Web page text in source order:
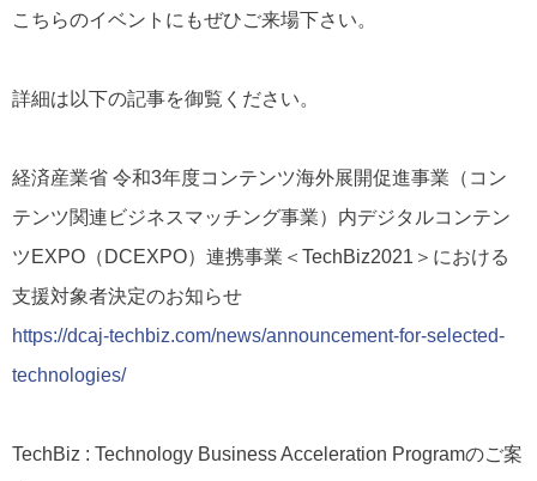
こちらのイベントにもぜひご来場下さい。
詳細は以下の記事を御覧ください。
経済産業省 令和3年度コンテンツ海外展開促進事業（コン
テンツ関連ビジネスマッチング事業）内デジタルコンテン
ツEXPO（DCEXPO）連携事業＜TechBiz2021＞における
支援対象者決定のお知らせ
https://dcaj-techbiz.com/news/announcement-for-selected-
technologies/
TechBiz : Technology Business Acceleration Programのご案